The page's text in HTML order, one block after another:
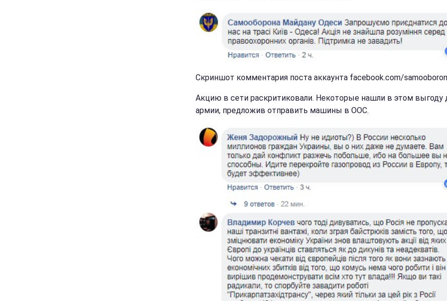
Скриншот комментария поста аккаунта facebook.com/
Акцию в сети раскритиковали. Некоторые нашли в этом выгоду
армии, предложив отправить машины в ООС.